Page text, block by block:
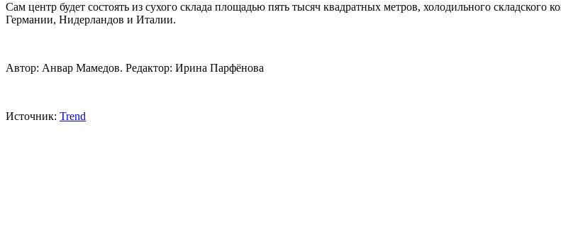
Сам центр будет состоять из сухого склада площадью пять тысяч квадратных метров, холодильного
Германии, Нидерландов и Италии.
Автор: Анвар Мамедов. Редактор: Ирина Парфёнова
Источник: Trend